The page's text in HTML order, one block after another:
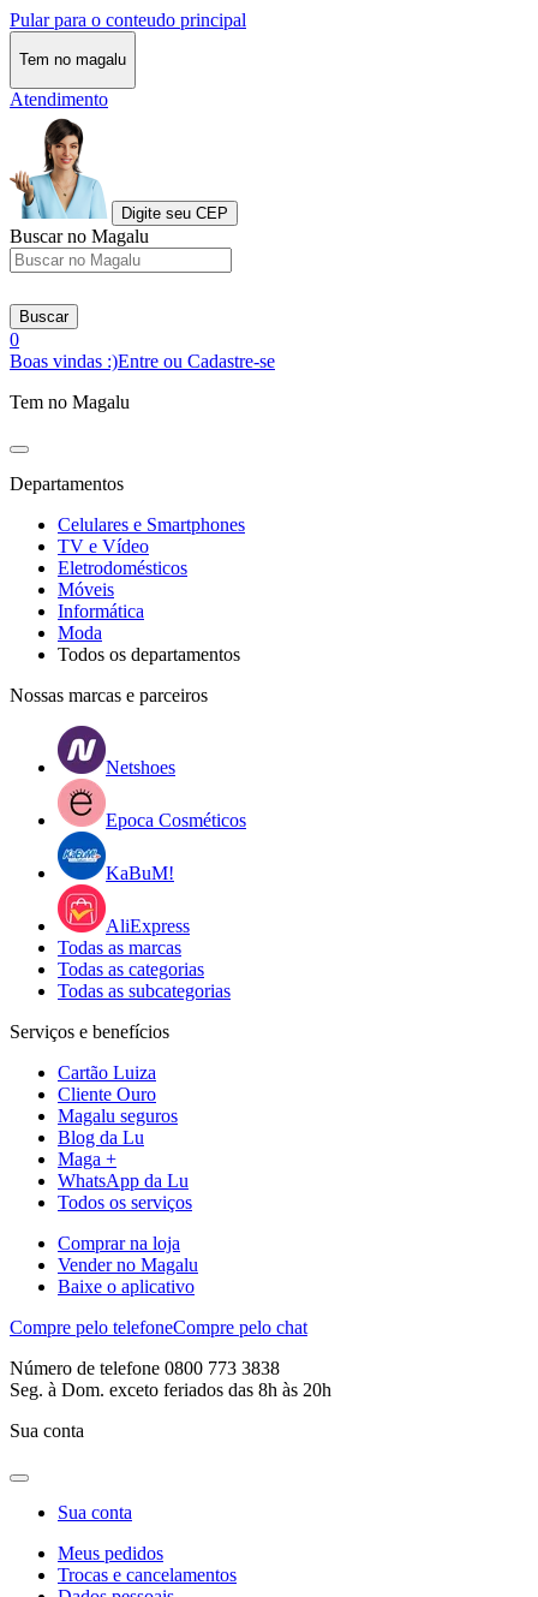
Pular para o conteudo principal
Tem no magalu
Atendimento
Digite seu CEP
Buscar no Magalu
Buscar
0
Boas vindas :)Entre ou Cadastre-se
Tem no Magalu
Departamentos
Celulares e Smartphones
TV e Vídeo
Eletrodomésticos
Móveis
Informática
Moda
Todos os departamentos
Nossas marcas e parceiros
Netshoes
Epoca Cosméticos
KaBuM!
AliExpress
Todas as marcas
Todas as categorias
Todas as subcategorias
Serviços e benefícios
Cartão Luiza
Cliente Ouro
Magalu seguros
Blog da Lu
Maga +
WhatsApp da Lu
Todos os serviços
Comprar na loja
Vender no Magalu
Baixe o aplicativo
Compre pelo telefoneCompre pelo chat
Número de telefone 0800 773 3838
Seg. à Dom. exceto feriados das 8h às 20h
Sua conta
Sua conta
Meus pedidos
Trocas e cancelamentos